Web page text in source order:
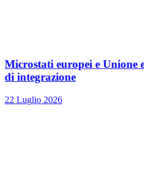
Microstati europei e Unione
di integrazione
22 Luglio 2026